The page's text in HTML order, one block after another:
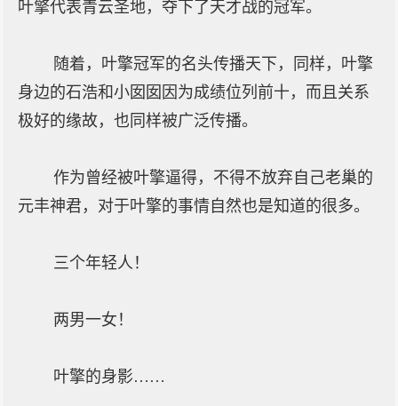
叶擎代表青云圣地，夺下了天才战的冠军。
随着，叶擎冠军的名头传播天下，同样，叶擎
身边的石浩和小囡囡因为成绩位列前十，而且关系
极好的缘故，也同样被广泛传播。
作为曾经被叶擎逼得，不得不放弃自己老巢的
元丰神君，对于叶擎的事情自然也是知道的很多。
三个年轻人！
两男一女！
叶擎的身影……